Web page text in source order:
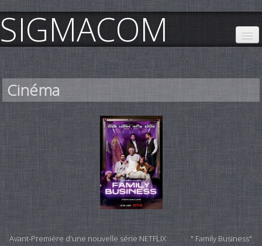
SIGMACOM
Nos références
Revue de presse
Communiqués de presse
installations Permanentes
Mentions Légales
Cinéma
Avant-Première d'une nouvelle série NETFLIX " Family Business"